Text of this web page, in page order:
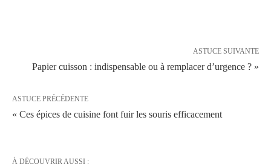
ASTUCE SUIVANTE
Papier cuisson : indispensable ou à remplacer d’urgence ? »
ASTUCE PRÉCÉDENTE
« Ces épices de cuisine font fuir les souris efficacement
À DÉCOUVRIR AUSSI :